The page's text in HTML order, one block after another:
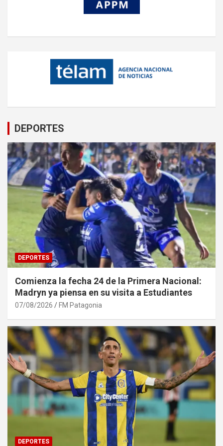
DEPORTES
DEPORTES
Comienza la fecha 24 de la Primera Nacional:
Madryn ya piensa en su visita a Estudiantes
07/08/2026 FM Patagonia
DEPORTES